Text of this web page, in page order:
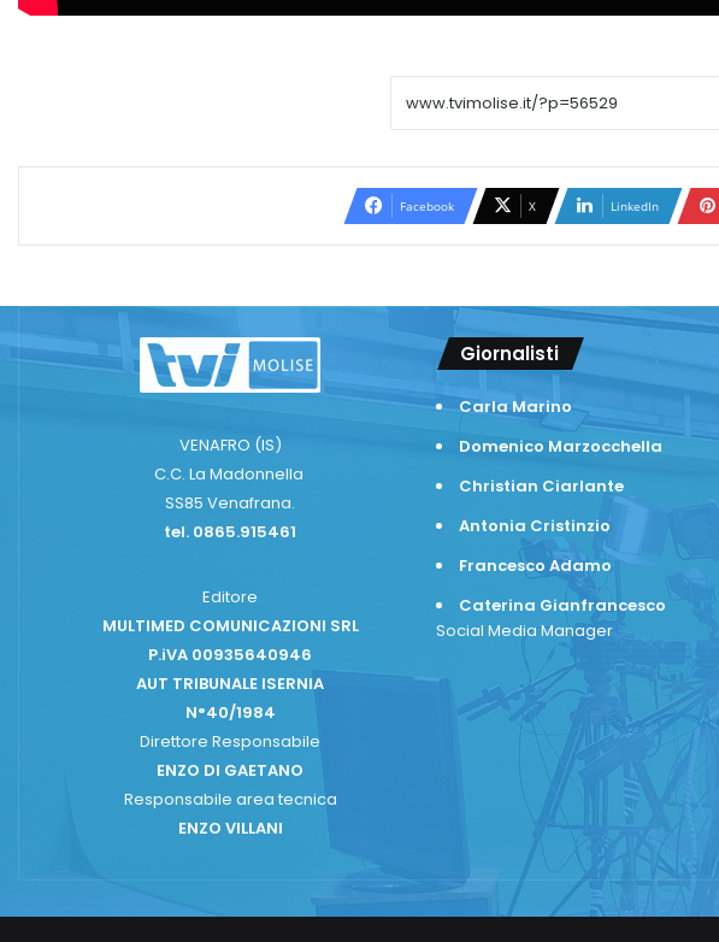
Facebook X LinkedIn
VENAFRO (IS)
C.C. La Madonnella
SS85 Venafrana.
tel. 0865.915461
Editore
MULTIMED COMUNICAZIONI SRL
P.iVA 00935640946
AUT TRIBUNALE ISERNIA
N°40/1984
Direttore Responsabile
ENZO DI GAETANO
Responsabile area tecnica
ENZO VILLANI
Giornalisti
Carla Marino
Domenico Marzocchella
Christian Ciarlante
Antonia Cristinzio
Francesco Adamo
Caterina Gianfrancesco
Social Media Manager